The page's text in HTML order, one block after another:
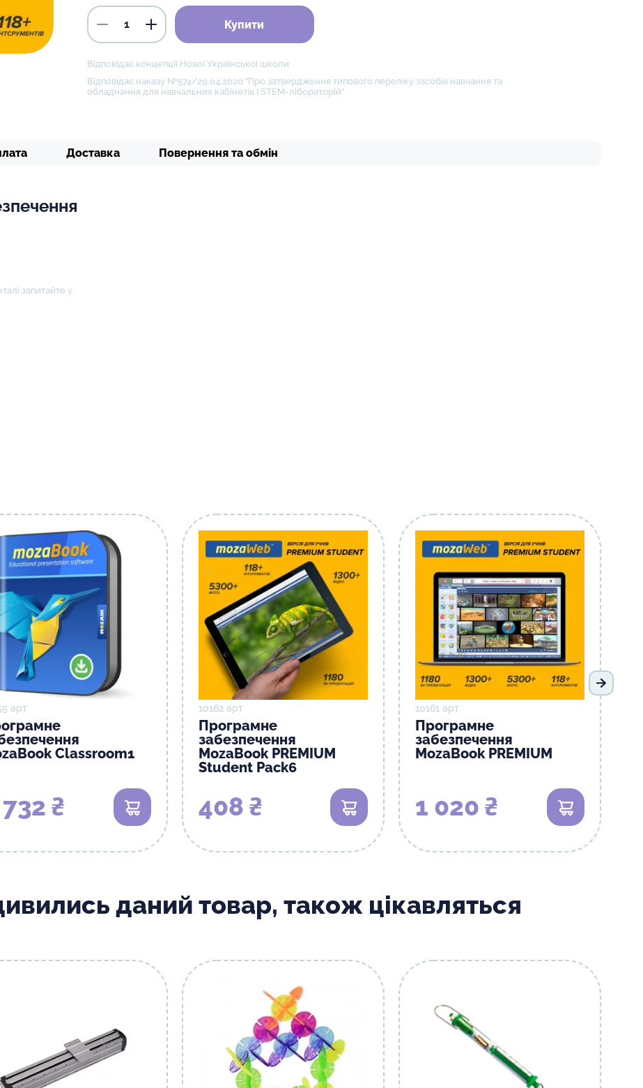
Купити
Відповідає концепції Нової Української школи
Відповідає наказу №574/29.04.2020 "Про затвердження типового переліку засобів навчання та
обладнання для навчальних кабінетів і STEM-лібораторій"
Доставка Повернення та обмін
запитайте у
арт
Classroom1
₴ В кошик
10162 арт
Програмне
забезпечення
MozaBook PREMIUM
Student Pack6
408 ₴ В кошик
10161 арт
Програмне
забезпечення
MozaBook PREMIUM
1 020 ₴ В кошик
даний товар, також цікавляться